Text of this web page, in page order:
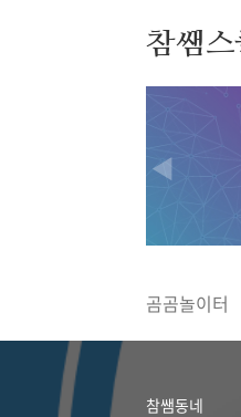
참쌤
◀
곰곰놀이터
참쌤동네